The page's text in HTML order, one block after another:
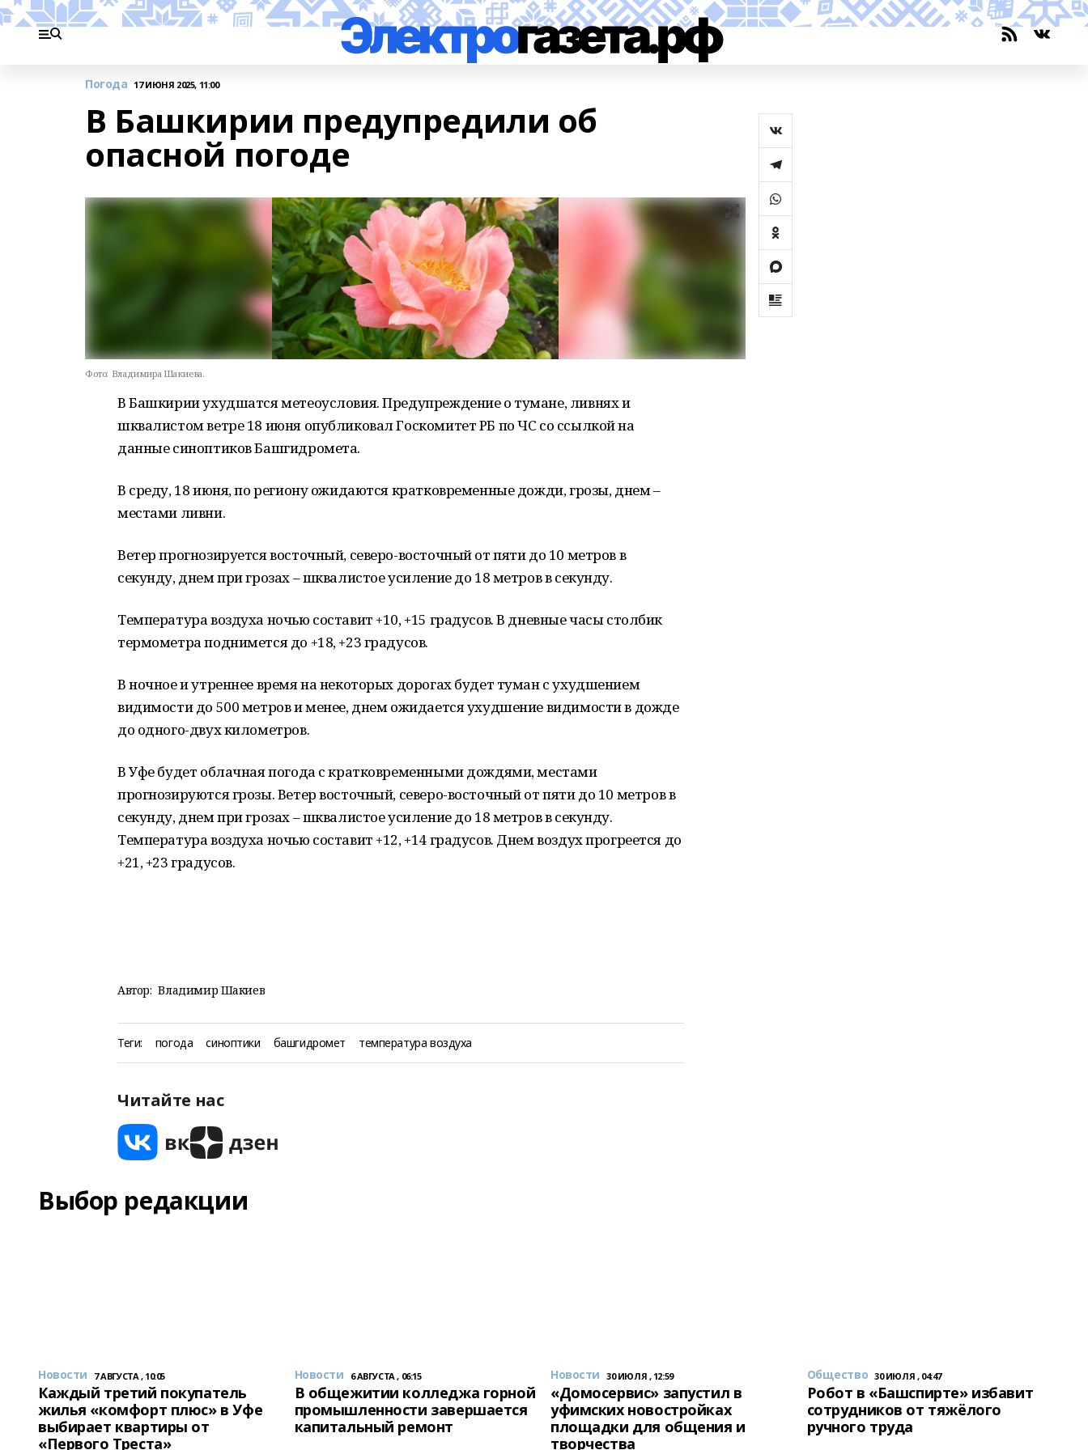
Погода 17 ИЮНЯ 2025, 11:00
В Башкирии предупредили об
опасной погоде
Фото: Владимира Шакиева.
В Башкирии ухудшатся метеоусловия. Предупреждение о тумане, ливнях и
шквалистом ветре 18 июня опубликовал Госкомитет РБ по ЧС со ссылкой на
данные синоптиков Башгидромета.
В среду, 18 июня, по региону ожидаются кратковременные дожди, грозы, днем –
местами ливни.
Ветер прогнозируется восточный, северо-восточный от пяти до 10 метров в
секунду, днем при грозах – шквалистое усиление до 18 метров в секунду.
Температура воздуха ночью составит +10, +15 градусов. В дневные часы столбик
термометра поднимется до +18, +23 градусов.
В ночное и утреннее время на некоторых дорогах будет туман с ухудшением
видимости до 500 метров и менее, днем ожидается ухудшение видимости в дожде
до одного-двух километров.
В Уфе будет облачная погода с кратковременными дождями, местами
прогнозируются грозы. Ветер восточный, северо-восточный от пяти до 10 метров в
секунду, днем при грозах – шквалистое усиление до 18 метров в секунду.
Температура воздуха ночью составит +12, +14 градусов. Днем воздух прогреется до
+21, +23 градусов.
Автор: Владимир Шакиев
Теги: погода синоптики башгидромет температура воздуха
Читайте нас
Выбор редакции
Новости 7 АВГУСТА , 10:05
Каждый третий покупатель
жилья «комфорт плюс» в Уфе
выбирает квартиры от
«Первого Треста»
Новости 6 АВГУСТА , 06:15
В общежитии колледжа горной
промышленности завершается
капитальный ремонт
Новости 30 ИЮЛЯ , 12:59
«Домосервис» запустил в
уфимских новостройках
площадки для общения и
творчества
Общество 30 ИЮЛЯ , 04:47
Робот в «Башспирте» избавит
сотрудников от тяжёлого
ручного труда